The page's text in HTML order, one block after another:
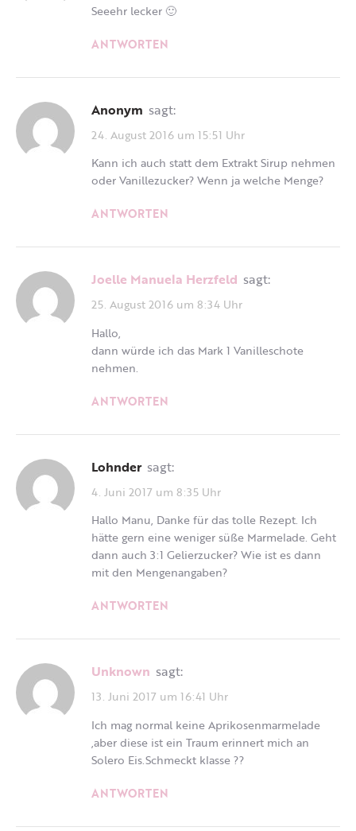
Seeehr lecker 🙂
ANTWORTEN
Anonym sagt:
24. August 2016 um 15:51 Uhr
Kann ich auch statt dem Extrakt Sirup nehmen
oder Vanillezucker? Wenn ja welche Menge?
ANTWORTEN
Joelle Manuela Herzfeld sagt:
25. August 2016 um 8:34 Uhr
Hallo,
dann würde ich das Mark 1 Vanilleschote
nehmen.
ANTWORTEN
Lohnder sagt:
4. Juni 2017 um 8:35 Uhr
Hallo Manu, Danke für das tolle Rezept. Ich
hätte gern eine weniger süße Marmelade. Geht
dann auch 3:1 Gelierzucker? Wie ist es dann
mit den Mengenangaben?
ANTWORTEN
Unknown sagt:
13. Juni 2017 um 16:41 Uhr
Ich mag normal keine Aprikosenmarmelade
,aber diese ist ein Traum erinnert mich an
Solero Eis.Schmeckt klasse ??
ANTWORTEN